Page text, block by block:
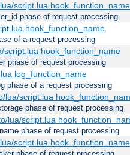
script.lua
phase of request processing
hook_function_name
of a request processing
script.lua hook_function_name
phase of request processing
log_function_name
phase of a request processing
lua/script.lua
phase of request processing
lua/script.lua
phase of request processing
script.lua hook_function_name